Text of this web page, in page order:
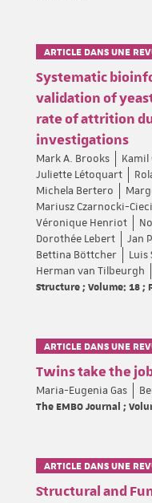
ARTICLE DANS UNE
Systematic
validation of
rate of attrition
investigations
Mark A. Brooks Kamil
Juliette Létoquart
Michela Bertero
Mariusz Czarnocki-
Véronique Henriot
Dorothée Lebert
Jan
Bettina Böttcher
Luis
Herman van Tilbeurgh
Structure ; Volume: 18 ;
ARTICLE DANS UNE
Twins take the
Maria-Eugenia Gas
The EMBO Journal ;
ARTICLE DANS UNE
Structural and